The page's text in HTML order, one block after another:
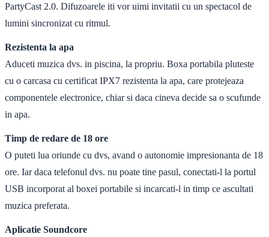
PartyCast 2.0. Difuzoarele iti vor uimi invitatii cu un spectacol de
lumini sincronizat cu ritmul.
Rezistenta la apa
Aduceti muzica dvs. in piscina, la propriu. Boxa portabila pluteste
cu o carcasa cu certificat IPX7 rezistenta la apa, care protejeaza
componentele electronice, chiar si daca cineva decide sa o scufunde
in apa.
Timp de redare de 18 ore
O puteti lua oriunde cu dvs, avand o autonomie impresionanta de 18
ore. Iar daca telefonul dvs. nu poate tine pasul, conectati-l la portul
USB incorporat al boxei portabile si incarcati-l in timp ce ascultati
muzica preferata.
Aplicatie Soundcore